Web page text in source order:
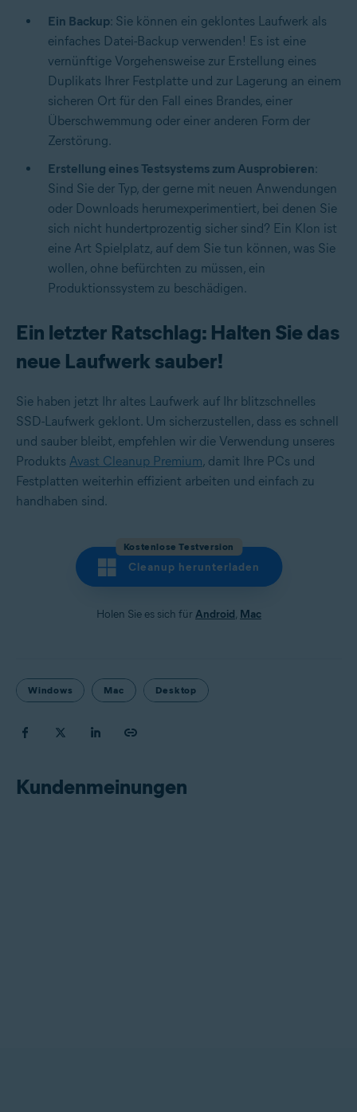
Ein Backup: Sie können ein geklontes Laufwerk als
einfaches Datei-Backup verwenden! Es ist eine
vernünftige Vorgehensweise zur Erstellung eines
Duplikats Ihrer Festplatte und zur Lagerung an einem
sicheren Ort für den Fall eines Brandes, einer
Überschwemmung oder einer anderen Form der
Zerstörung.
Erstellung eines Testsystems zum Ausprobieren:
Sind Sie der Typ, der gerne mit neuen Anwendungen
oder Downloads herumexperimentiert, bei denen Sie
sich nicht hundertprozentig sicher sind? Ein Klon ist
eine Art Spielplatz, auf dem Sie tun können, was Sie
wollen, ohne befürchten zu müssen, ein
Produktionssystem zu beschädigen.
Ein letzter Ratschlag: Halten Sie das
neue Laufwerk sauber!
Sie haben jetzt Ihr altes Laufwerk auf Ihr blitzschnelles
SSD-Laufwerk geklont. Um sicherzustellen, dass es schnell
und sauber bleibt, empfehlen wir die Verwendung unseres
Produkts Avast Cleanup Premium, damit Ihre PCs und
Festplatten weiterhin effizient arbeiten und einfach zu
handhaben sind.
Kostenlose Testversion
Cleanup herunterladen
Holen Sie es sich fürAndroid, Mac
Windows Mac Desktop
Kundenmeinungen